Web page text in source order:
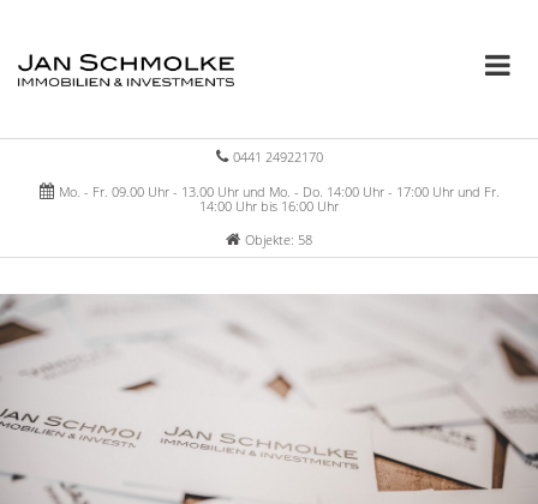
0441 24922170
Mo. - Fr. 09.00 Uhr - 13.00 Uhr und Mo. - Do. 14:00 Uhr - 17:00 Uhr und Fr.
14:00 Uhr bis 16:00 Uhr
Objekte: 58